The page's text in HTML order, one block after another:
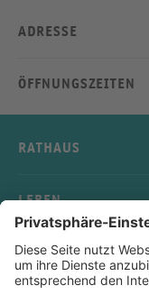
ADRESSE
ÖFFNUNGSZEITEN
RATHAUS
LEBEN
SERVICE